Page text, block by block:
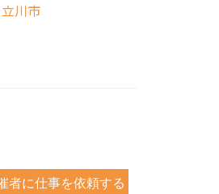
川市
者に仕事を依頼する